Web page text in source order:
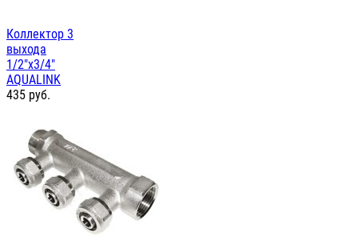
Коллектор 3
выхода
1/2"х3/4"
AQUALINK
435 руб.